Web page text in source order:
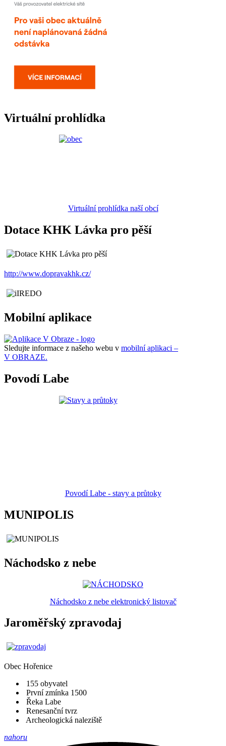
Virtuální prohlídka
Virtuální prohlídka naší obcí
Dotace KHK Lávka pro pěší
http://www.dopravakhk.cz/
Mobilní aplikace
Sledujte informace z našeho webu v mobilní aplikaci –
V OBRAZE.
Povodí Labe
Povodí Labe - stavy a průtoky
MUNIPOLIS
Náchodsko z nebe
Náchodsko z nebe elektronický listovač
Jaroměřský zpravodaj
Obec Hořenice
155 obyvatel
První zmínka 1500
Řeka Labe
Renesanční tvrz
Archeologická naleziště
nahoru